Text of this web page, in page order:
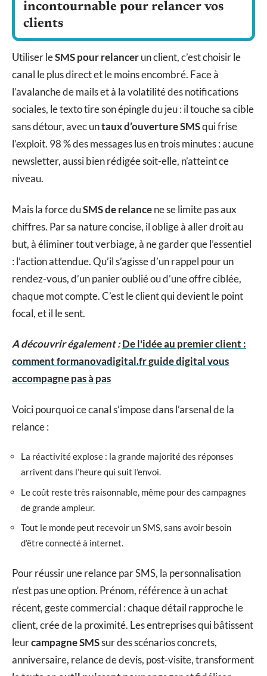
incontournable pour relancer vos
clients
Utiliser leSMS pour relancerun client, c’est choisir le
canal le plus direct et le moins encombré. Face à
l’avalanche de mails et à la volatilité des notifications
sociales, le texto tire son épingle du jeu : il touche sa cible
sans détour, avec untaux d’ouverture SMSqui frise
l’exploit. 98 % des messages lus en trois minutes : aucune
newsletter, aussi bien rédigée soit-elle, n’atteint ce
niveau.
Mais la force duSMS de relancene se limite pas aux
chiffres. Par sa nature concise, il oblige à aller droit au
but, à éliminer tout verbiage, à ne garder que l’essentiel
: l’action attendue. Qu’il s’agisse d’un rappel pour un
rendez-vous, d’un panier oublié ou d’une offre ciblée,
chaque mot compte. C’est le client qui devient le point
focal, et il le sent.
A découvrir également :De l'idée au premier client :
comment formanovadigital.fr guide digital vous
accompagne pas à pas
Voici pourquoi ce canal s’impose dans l’arsenal de la
relance :
La réactivité explose : la grande majorité des réponses
arrivent dans l’heure qui suit l’envoi.
Le coût reste très raisonnable, même pour des campagnes
de grande ampleur.
Tout le monde peut recevoir un SMS, sans avoir besoin
d’être connecté à internet.
Pour réussir une relance par SMS, la personnalisation
n’est pas une option. Prénom, référence à un achat
récent, geste commercial : chaque détail rapproche le
client, crée de la proximité. Les entreprises qui bâtissent
leurcampagne SMSsur des scénarios concrets,
anniversaire, relance de devis, post-visite, transforment